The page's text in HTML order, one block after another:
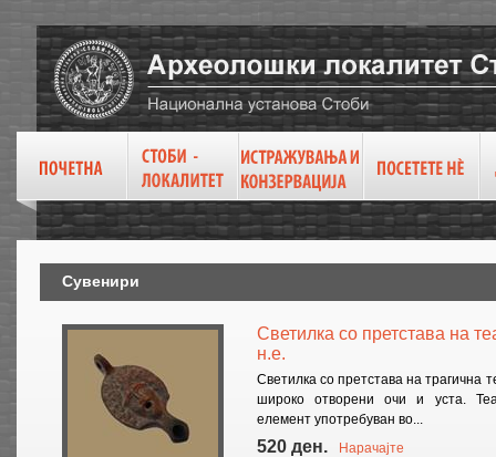
Сувенири
Светилка со претстава на
н.е.
Светилка со претстава на трагична
широко отворени очи и уста.
елемент употребуван во...
520 ден. Нарачајте